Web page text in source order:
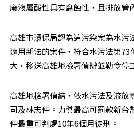
廢液屬酸性具有腐蝕性，且排放管
高雄市環保局認為這污染案為水污
適用新法的案件，符合水污法第
大，移送高雄地檢署偵辦並勒令停
高雄地檢署偵結，依水污法及流放
司及林志仲。力傑最高可罰款新台
仲最重可判處10年6個月徒刑。